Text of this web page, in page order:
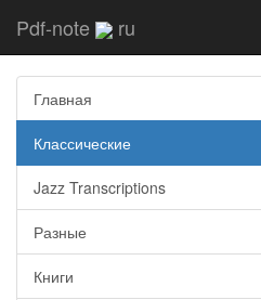
Pdf-note ru
Главная
Классические
Jazz Transcriptions
Разные
Книги